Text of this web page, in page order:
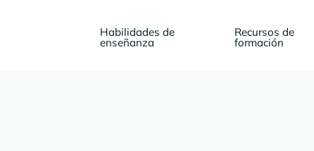
Habilidades de
enseñanza
Recursos de
formación